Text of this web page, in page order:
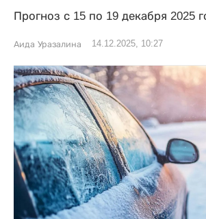
Прогноз с 15 по 19 декабря 2025
Аида Уразалина 14.12.2025, 10:27